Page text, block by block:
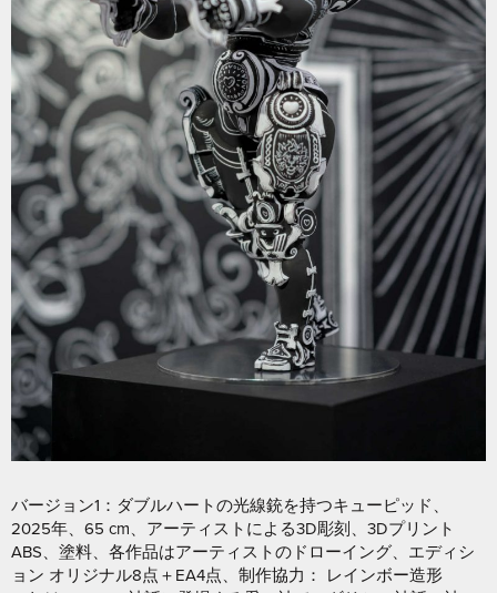
バージョン1：ダブルハートの光線銃を持つキューピッド、
2025年、65 cm、アーティストによる3D彫刻、3Dプリント
ABS、塗料、各作品はアーティストのドローイング、エディシ
ョン オリジナル8点＋EA4点、制作協力： レインボー造形